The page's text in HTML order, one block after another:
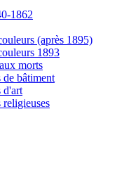
1862
(après 1895)
1893
morts
de bâtiment
d'art
religieuses